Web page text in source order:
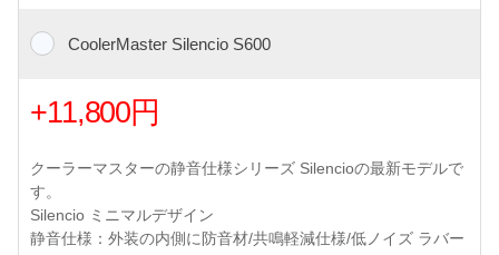
CoolerMaster Silencio S600
+11,800円
クーラーマスターの静音仕様シリーズ Silencioの最新モデルで
す。
Silencio ミニマルデザイン
静音仕様：外装の内側に防音材/共鳴軽減仕様/低ノイズ ラバー